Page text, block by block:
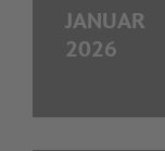
JANUAR
2026